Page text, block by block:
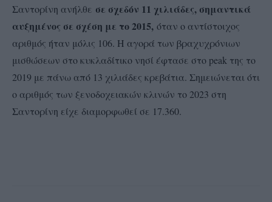
Σαντορίνη ανήλθε σε σχεδόν 11 χιλιάδες, σημαντικά
αυξημένος σε σχέση με το 2015, όταν ο αντίστοιχος
αριθμός ήταν μόλις 106. Η αγορά των βραχυχρόνιων
μισθώσεων στο κυκλαδίτικο νησί έφτασε στο peak της το
2019 με πάνω από 13 χιλιάδες κρεβάτια. Σημειώνεται ότι
ο αριθμός των ξενοδοχειακών κλινών το 2023 στη
Σαντορίνη είχε διαμορφωθεί σε 17.360.